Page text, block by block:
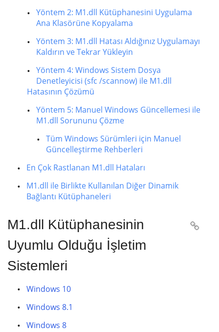
Yöntem 2: M1.dll Kütüphanesini Uygulama
Ana Klasörüne Kopyalama
Yöntem 3: M1.dll Hatası Aldığınız Uygulamayı
Kaldırın ve Tekrar Yükleyin
Yöntem 4: Windows Sistem Dosya
Denetleyicisi (sfc /scannow) ile M1.dll
Hatasının Çözümü
Yöntem 5: Manuel Windows Güncellemesi ile
M1.dll Sorununu Çözme
Tüm Windows Sürümleri için Manuel
Güncelleştirme Rehberleri
En Çok Rastlanan M1.dll Hataları
M1.dll ile Birlikte Kullanılan Diğer Dinamik
Bağlantı Kütüphaneleri
M1.dll Kütüphanesinin
Uyumlu Olduğu İşletim
Sistemleri

Windows 10
Windows 8.1
Windows 8